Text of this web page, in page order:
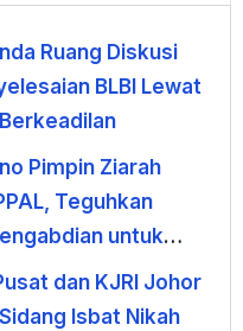
Ruang Diskusi
BLBI Lewat
Pimpin Ziarah
Teguhkan
untuk
dan KJRI Johor
Isbat Nikah